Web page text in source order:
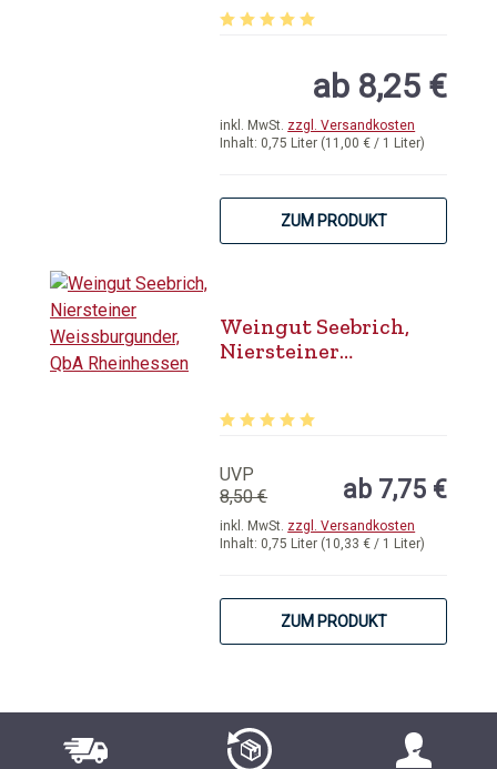
Inhalt: 0,75 Liter (11,00 € / 1 Liter)
inkl. MwSt. zzgl. Versandkosten
ab 8,25 €
ZUM PRODUKT
Weingut Seebrich,
Niersteiner
Inhalt: 0,75 Liter (10,33 € / 1 Liter)
inkl. MwSt. zzgl. Versandkosten
UVP
8,50 €
ab 7,75 €
ZUM PRODUKT